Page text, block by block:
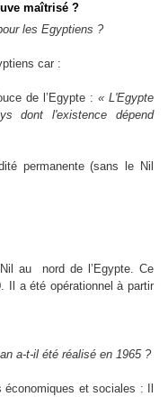
maîtrisé ?
les Egyptiens ?
car :
de l’Egypte : « L'Egypte
dont l'existence dépend
permanente (sans le Nil
au
nord de l’Egypte. Ce
Il a été opérationnel à partir
a-t-il été réalisé en 1965 ?
et sociales : Il